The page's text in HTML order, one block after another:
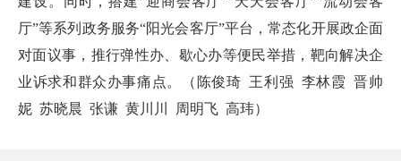
厅”等系列政务服务“阳光会客厅”平台，常态化开展政企面
对面议事，推行弹性办、歇心办等便民举措，靶向解决企
业诉求和群众办事痛点。（陈俊琦 王利强 李林霞 晋帅
妮 苏晓晨 张谦 黄川川 周明飞 高玮）